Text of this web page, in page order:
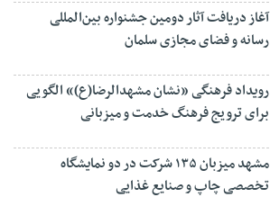
آغاز دریافت آثار دومین جشنواره بین‌المللی
رسانه و فضای مجازی سلمان
رویداد فرهنگی «نشان مشهدالرضا(ع)» الگویی
برای ترویج فرهنگ خدمت و میزبانی
مشهد میزبان ۱۳۵ شرکت در دو نمایشگاه
تخصصی چاپ و صنایع غذایی